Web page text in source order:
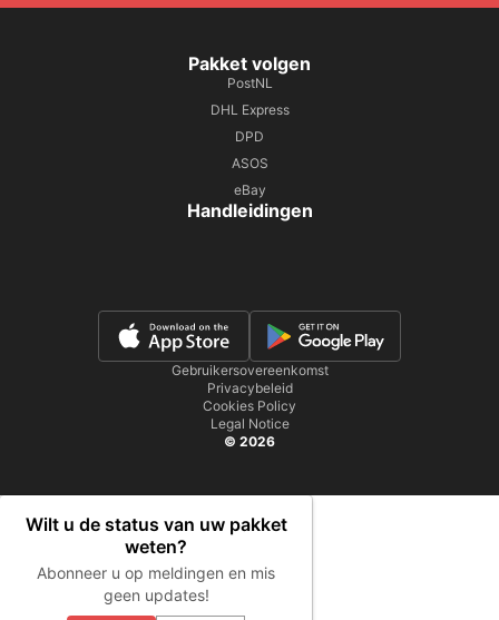
Pakket volgen
PostNL
DHL Express
DPD
ASOS
eBay
Handleidingen
Gebruikersovereenkomst
Privacybeleid
Cookies Policy
Legal Notice
© 2026
Wilt u de status van uw pakket
weten?
Abonneer u op meldingen en mis
geen updates!